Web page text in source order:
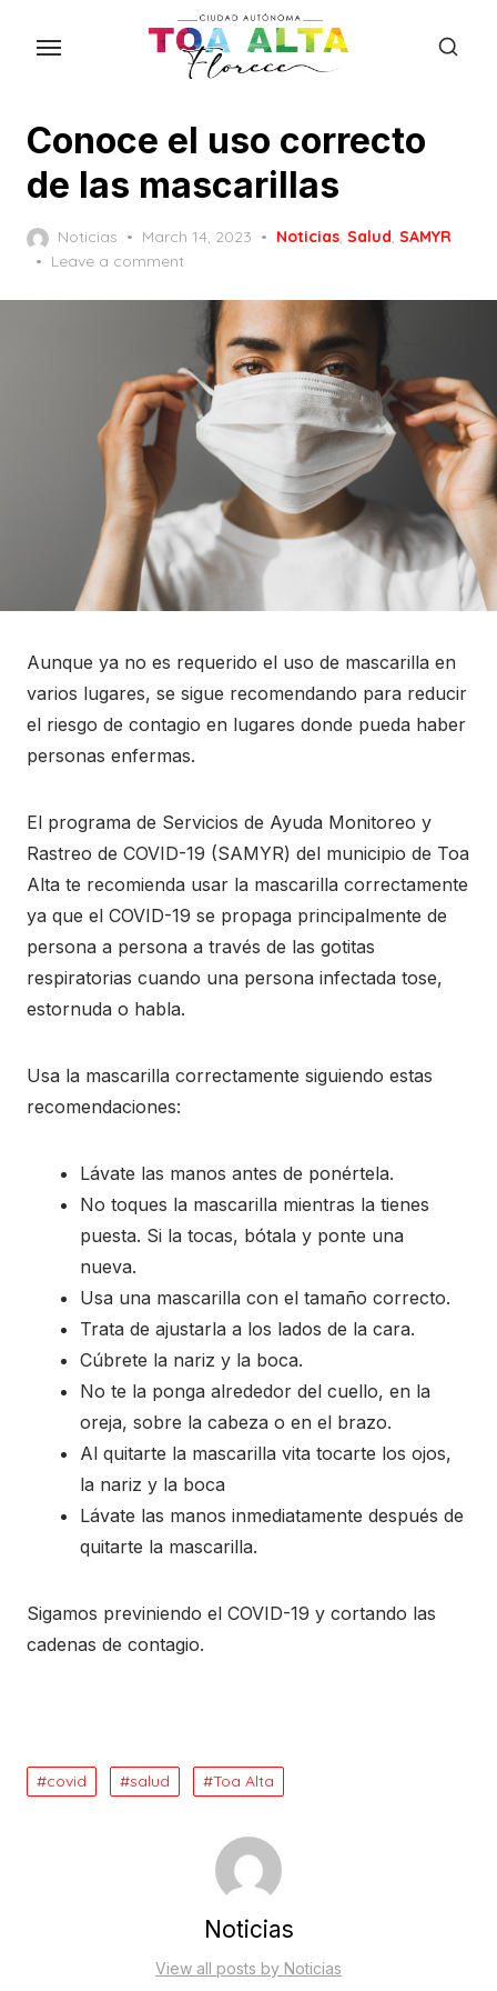
Conoce el uso correcto
de las mascarillas
Noticias
Posted
on
March 14, 2023 Noticias, Salud, SAMYR
Leave a comment
Aunque ya no es requerido el uso de mascarilla en
varios lugares, se sigue recomendando para reducir
el riesgo de contagio en lugares donde pueda haber
personas enfermas.
El programa de Servicios de Ayuda Monitoreo y
Rastreo de COVID-19 (SAMYR) del municipio de Toa
Alta te recomienda usar la mascarilla correctamente
ya que el COVID-19 se propaga principalmente de
persona a persona a través de las gotitas
respiratorias cuando una persona infectada tose,
estornuda o habla.
Usa la mascarilla correctamente siguiendo estas
recomendaciones:
Lávate las manos antes de ponértela.
No toques la mascarilla mientras la tienes
puesta. Si la tocas, bótala y ponte una
nueva.
Usa una mascarilla con el tamaño correcto.
Trata de ajustarla a los lados de la cara.
Cúbrete la nariz y la boca.
No te la ponga alrededor del cuello, en la
oreja, sobre la cabeza o en el brazo.
Al quitarte la mascarilla vita tocarte los ojos,
la nariz y la boca
Lávate las manos inmediatamente después de
quitarte la mascarilla.
Sigamos previniendo el COVID-19 y cortando las
cadenas de contagio.
covid salud Toa Alta
Noticias
View all posts by Noticias